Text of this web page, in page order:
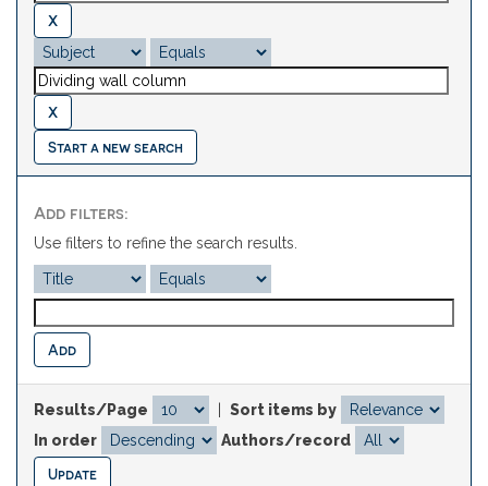
Start a new search
Add filters:
Use filters to refine the search results.
Results/Page
Sort items by
In order
Authors/record